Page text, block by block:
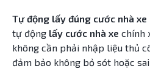
Tự động lấy đúng cước nhà xe
tự động lấy cước nhà xe chính
không cần phải nhập liệu thủ
đảm bảo không bỏ sót hoặc